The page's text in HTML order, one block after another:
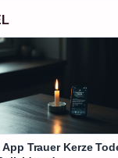
App Trauer Kerze